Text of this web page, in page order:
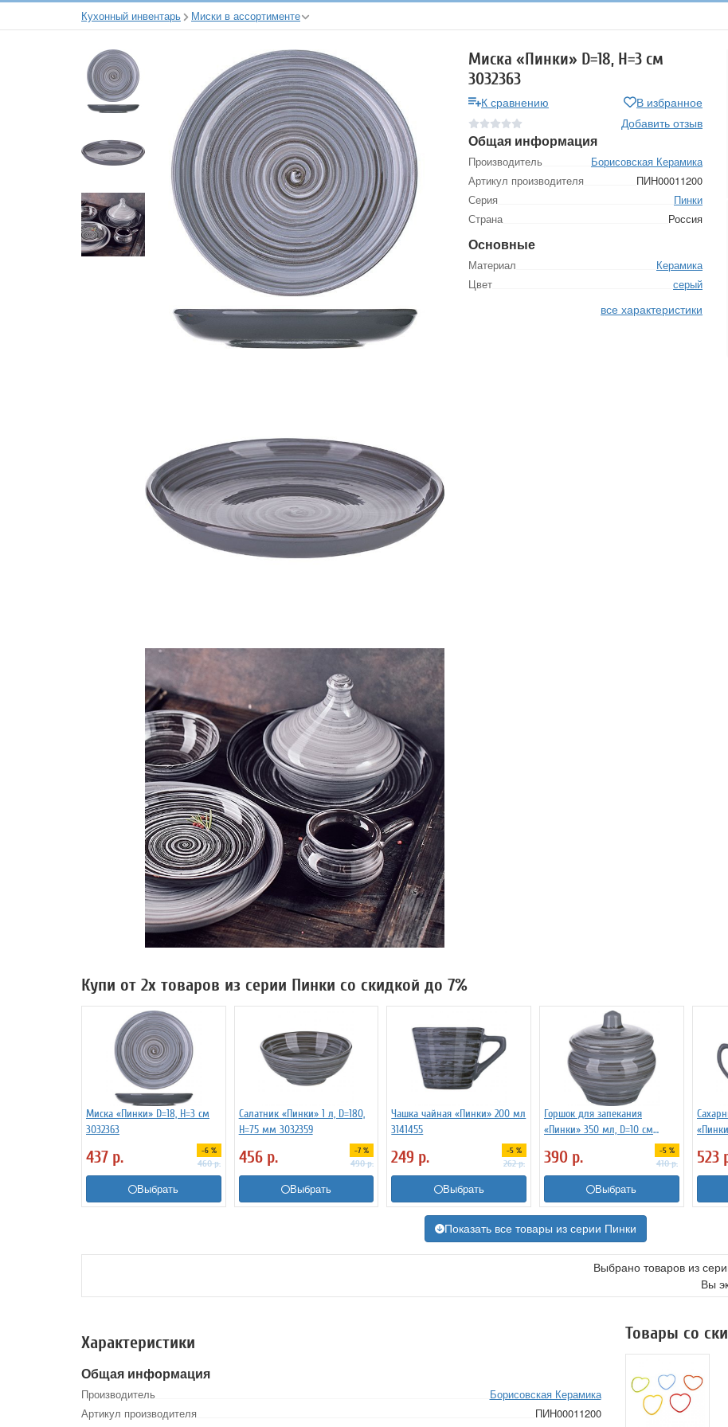
Кухонный инвентарь Миски в ассортименте
Миска «Пинки» D=18, H=3 см
3032363
К сравнению
В избранное
Добавить отзыв
Общая информация
Производитель
Борисовская Керамика
Артикул производителя
ПИН00011200
Серия
Пинки
Страна
Россия
Основные
Материал
Керамика
Цвет
серый
все характеристики
Купи от 2х товаров из серии Пинки со скидкой до 7%
Миска «Пинки» D=18, H=3 см
3032363
437 р. -6 %
460р.
Выбрать
Салатник «Пинки» 1 л, D=180,
H=75 мм 3032359
456 р. -7 %
490р.
Выбрать
Чашка чайная «Пинки» 200 мл
3141455
249 р. -5 %
262р.
Выбрать
Горшок для запекания
«Пинки» 350 мл, D=10 см
390 р. -5 %
410р.
Выбрать
523
Показать все товары из серии Пинки
Выбрано товаров из
Вы
Характеристики
Общая информация
Производитель
Борисовская Керамика
Артикул производителя
ПИН00011200
Товары со